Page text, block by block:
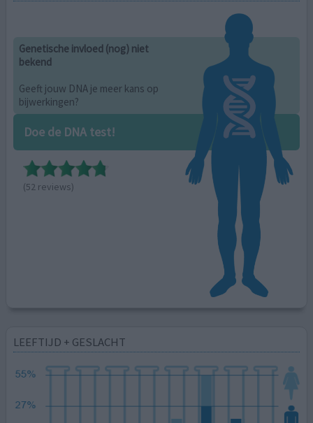
Genetische invloed (nog) niet
bekend
Geeft jouw DNA je meer kans op
bijwerkingen?
Doe de DNA test!
(52 reviews)
LEEFTIJD + GESLACHT